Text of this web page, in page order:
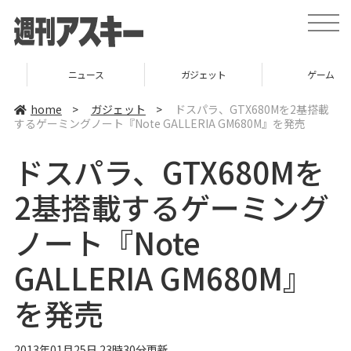
t
o
e
a
v
n
ニュース ガジェット
home > ガジェット >
ドスパラ、GTX680Mを2基搭載
するゲーミングノート『Note GALLERIA GM680M』を発売
ドスパラ、GTX680Mを
2基搭載するゲーミング
ノート『Note
GALLERIA GM680M』
を発売